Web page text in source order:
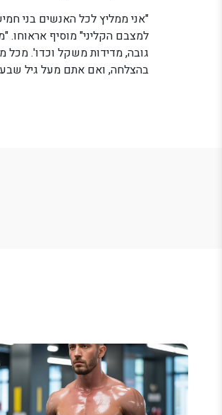
"אני ממליץ לכל האנשים בני
למצבם הקליני" מוסיף אראוחו.
גובה, מדידות משקל וכדו'.
בהצלחה, ואם אתם מעל גיל